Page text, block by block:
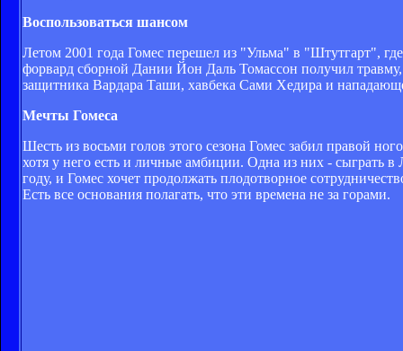
Воспользоваться шансом
Летом 2001 года Гомес перешел из "Ульма" в "Штутгарт",
форвард сборной Дании Йон Даль Томассон получил
защитника Вардара Таши, хавбека Сами Хедира и
Мечты Гомеса
Шесть из восьми голов этого сезона Гомес забил правой
хотя у него есть и личные амбиции. Одна из них - сыграть
году, и Гомес хочет продолжать плодотворное
Есть все основания полагать, что эти времена не за горами.